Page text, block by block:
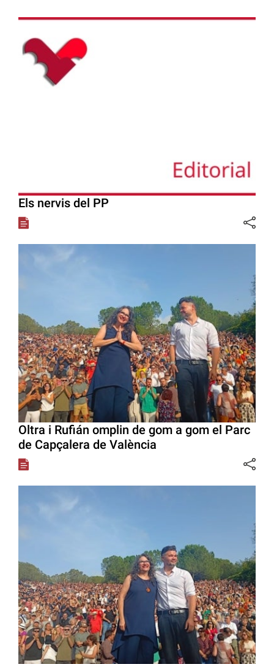
Els nervis del PP
Oltra i Rufián omplin de gom a gom el Parc
de Capçalera de València